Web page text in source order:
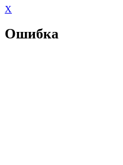
X
Ошибка